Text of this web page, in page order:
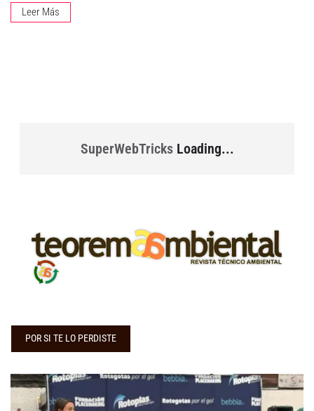
Leer Más
SuperWebTricksLoading...
POR SI TE LO PERDISTE